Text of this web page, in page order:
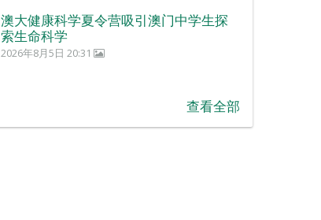
澳大健康科学夏令营吸引澳门中学生探
索生命科学
2026年8月5日 20:31
查看全部